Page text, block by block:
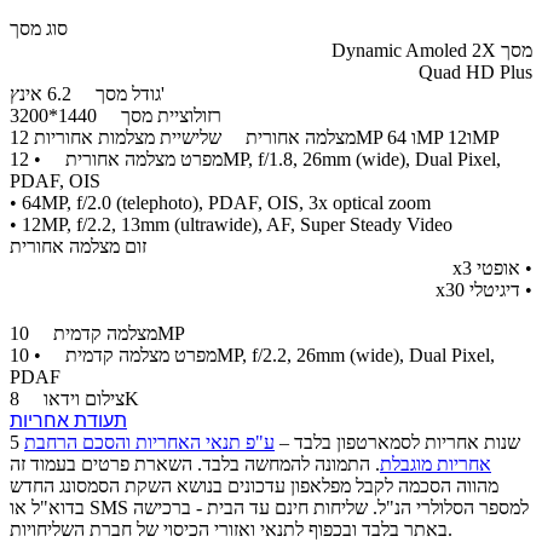
סוג מסך
מסך Dynamic Amoled 2X
Quad HD Plus
גודל מסך6.2 אינץ'
רזולוציית מסך
מצלמה אחורית
שלישיית מצלמות אחוריות 12MP ו 64MP ו12MP
מפרט מצלמה אחורית
• 12MP, f/1.8, 26mm (wide), Dual Pixel,
PDAF, OIS
• 64MP, f/2.0 (telephoto), PDAF, OIS, 3x optical zoom
• 12MP, f/2.2, 13mm (ultrawide), AF, Super Steady Video
זום מצלמה אחורית
​• אופטי x3
• דיגיטלי x30
מצלמה קדמית10MP
מפרט מצלמה קדמית
• 10MP, f/2.2, 26mm (wide), Dual Pixel,
PDAF
צילום וידאו8K
תעודת אחריות
5 שנות אחריות לסמארטפון בלבד – ע"פ תנאי האחריות והסכם הרחבת
אחריות מוגבלת. התמונה להמחשה בלבד. השארת פרטים בעמוד זה
מהווה הסכמה לקבל מפלאפון עדכונים בנושא השקת הסמסונג החדש
בדוא"ל או SMS למספר הסלולרי הנ"ל. שליחות חינם עד הבית - ברכישה
באתר בלבד ובכפוף לתנאי ואזורי הכיסוי של חברת השליחויות.